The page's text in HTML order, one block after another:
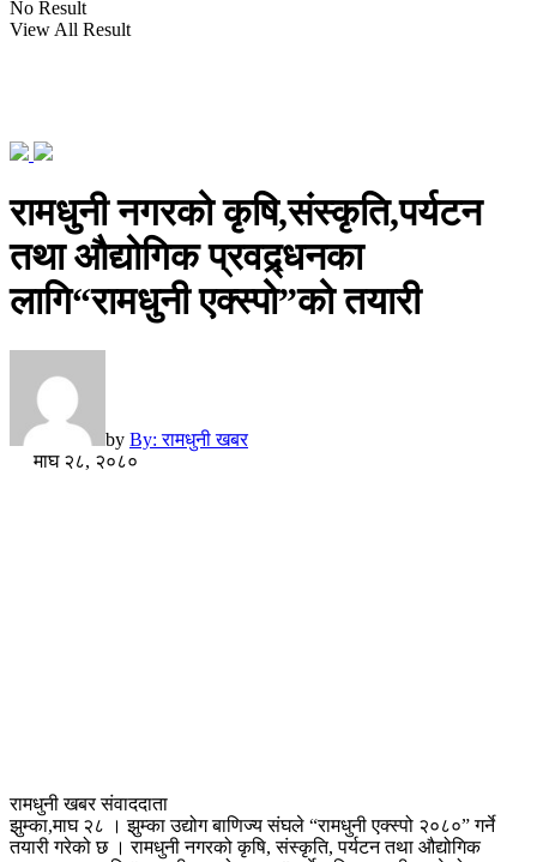
No Result
View All Result
रामधुनी नगरको कृषि,संस्कृति,पर्यटन
तथा औद्योगिक प्रवद्र्धनका
लागि“रामधुनी एक्स्पो”को तयारी
by By: रामधुनी खबर
माघ २८, २०८०
रामधुनी खबर संवाददाता
झुम्का,माघ २८ । झुम्का उद्योग बाणिज्य संघले “रामधुनी एक्स्पो २०८०” गर्ने
तयारी गरेको छ । रामधुनी नगरको कृषि, संस्कृति, पर्यटन तथा औद्योगिक